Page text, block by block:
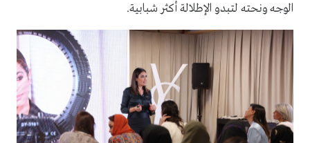
الوجه ونحته لتبدو الإطلالة أكثر شبابية.